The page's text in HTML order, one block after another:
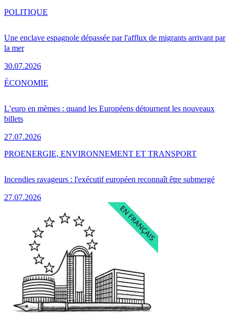
Une enclave espagnole dépassée par l'afflux de migrants arrivant par
la mer
30.07.2026
POLITIQUE
L’euro en mèmes : quand les Européens détournent les nouveaux
billets
27.07.2026
ÉCONOMIE
Incendies ravageurs : l'exécutif européen reconnaît être submergé
27.07.2026
PROENERGIE, ENVIRONNEMENT ET TRANSPORT